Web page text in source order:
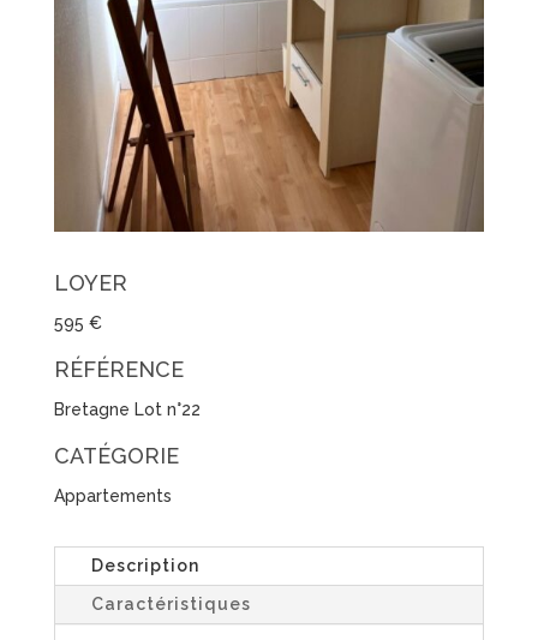
LOYER
595 €
RÉFÉRENCE
Bretagne Lot n°22
CATÉGORIE
Appartements
Description
Caractéristiques